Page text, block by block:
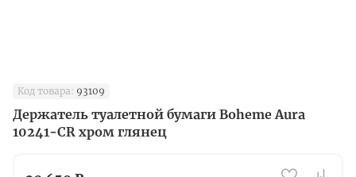
Код товара: 93109
Держатель туалетной бумаги Boheme Aura
10241-CR хром глянец